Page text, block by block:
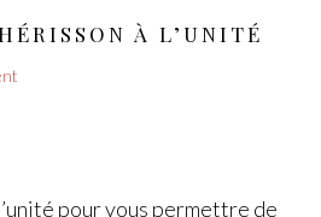
À L’UNITÉ
pour vous permettre de